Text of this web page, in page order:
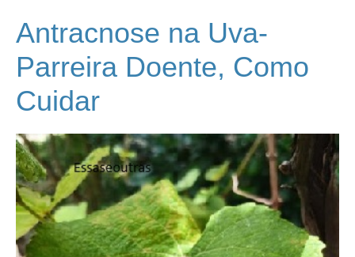
Antracnose na Uva-
Parreira Doente, Como
Cuidar